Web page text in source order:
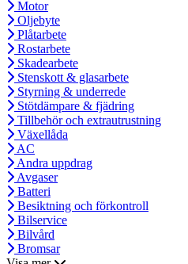
Motor
Oljebyte
Plåtarbete
Rostarbete
Skadearbete
Stenskott & glasarbete
Styrning & underrede
Stötdämpare & fjädring
Tillbehör och extrautrustning
Växellåda
AC
Andra uppdrag
Avgaser
Batteri
Besiktning och förkontroll
Bilservice
Bilvård
Bromsar